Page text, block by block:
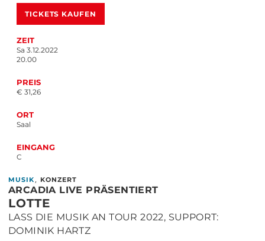
TICKETS KAUFEN
ZEIT
Sa 3.12.2022
20.00
PREIS
€ 31,26
ORT
Saal
EINGANG
C
MUSIK , KONZERT
ARCADIA LIVE PRÄSENTIERT
LOTTE
LASS DIE MUSIK AN TOUR 2022, SUPPORT:
DOMINIK HARTZ